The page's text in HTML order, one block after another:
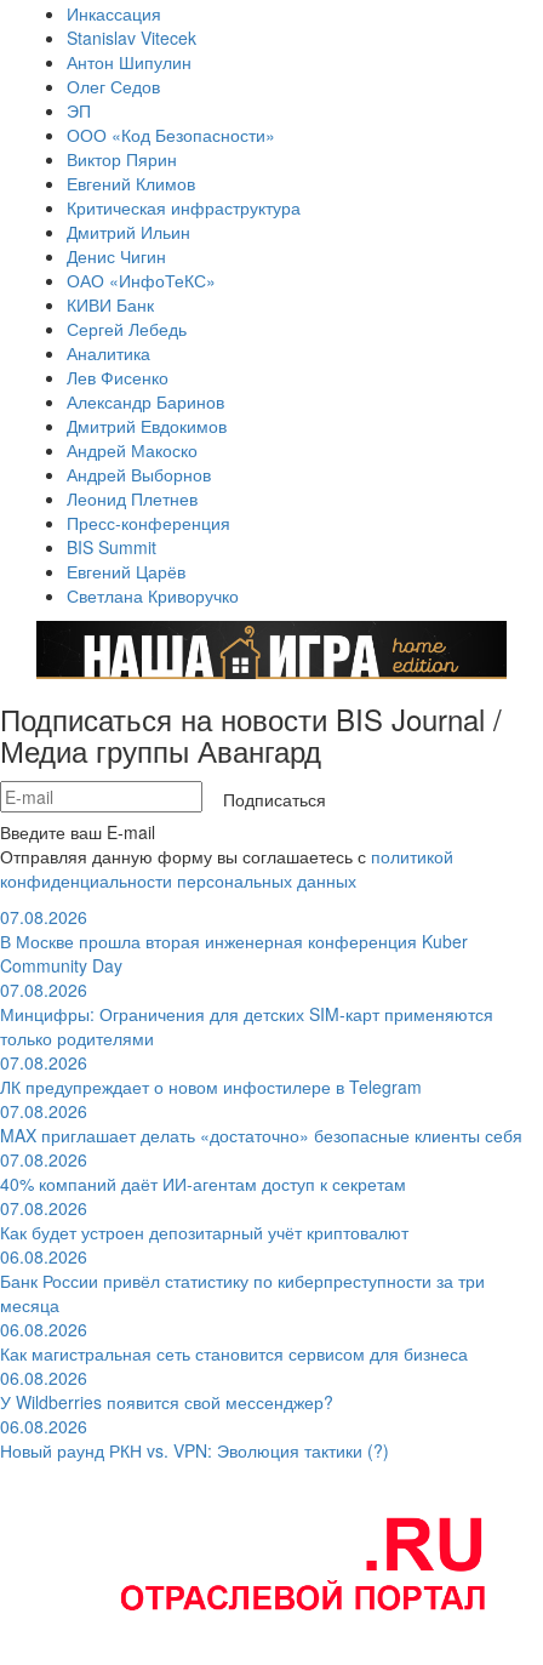
Инкассация
Stanislav Vitecek
Антон Шипулин
Олег Седов
ЭП
ООО «Код Безопасности»
Виктор Пярин
Евгений Климов
Критическая инфраструктура
Дмитрий Ильин
Денис Чигин
ОАО «ИнфоТеКС»
КИВИ Банк
Сергей Лебедь
Аналитика
Лев Фисенко
Александр Баринов
Дмитрий Евдокимов
Андрей Макоско
Андрей Выборнов
Леонид Плетнев
Пресс-конференция
BIS Summit
Евгений Царёв
Светлана Криворучко
Подписаться на новости BIS Journal /
Медиа группы Авангард
Подписаться
Введите ваш E-mail
Отправляя данную форму вы соглашаетесь с политикой
конфиденциальности персональных данных
07.08.2026
В Москве прошла вторая инженерная конференция Kuber
Community Day
07.08.2026
Минцифры: Ограничения для детских SIM-карт применяются
только родителями
07.08.2026
ЛК предупреждает о новом инфостилере в Telegram
07.08.2026
MAX приглашает делать «достаточно» безопасные клиенты себя
07.08.2026
40% компаний даёт ИИ‑агентам доступ к секретам
07.08.2026
Как будет устроен депозитарный учёт криптовалют
06.08.2026
Банк России привёл статистику по киберпреступности за три
месяца
06.08.2026
Как магистральная сеть становится сервисом для бизнеса
06.08.2026
У Wildberries появится свой мессенджер?
06.08.2026
Новый раунд РКН vs. VPN: Эволюция тактики (?)